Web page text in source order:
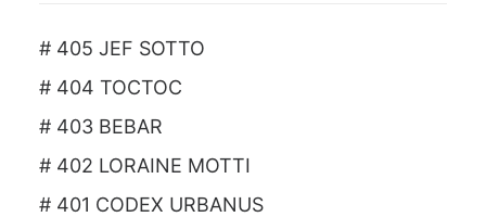
# 405 JEF SOTTO
# 404 TOCTOC
# 403 BEBAR
# 402 LORAINE MOTTI
# 401 CODEX URBANUS